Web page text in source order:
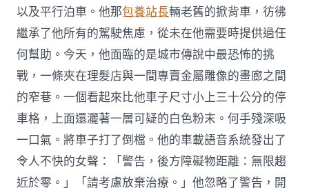
以及平行泊車。他那包養站長輛老舊的掀背車，彷彿
繼承了他所有的駕駛焦慮，從未在他需要時提供過任
何幫助。今天，他面臨的是城市傳說中最恐怖的挑
戰，一條夾在理髮店與一間專賣金屬雕像的畫廊之間
的窄巷。一個看起來比他車子尺寸小上三十公分的停
車格，上面還灑著一層可疑的白色粉末。何手殘深吸
一口氣。將車子打了倒檔。他的車載語音系統發出了
令人不快的女聲：「警告，後方障礙物距離：無限趨
近於零。」「請考慮放棄治療。」他忽略了警告，開